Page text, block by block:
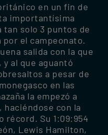
en un fin de
importantísima
tan solo 3 puntos de
por el campeonato.
salida con la que
y al que aguantó
a pesar de
en las
la empezó a
con la
récord. Su 1:09:954
Lewis Hamilton,